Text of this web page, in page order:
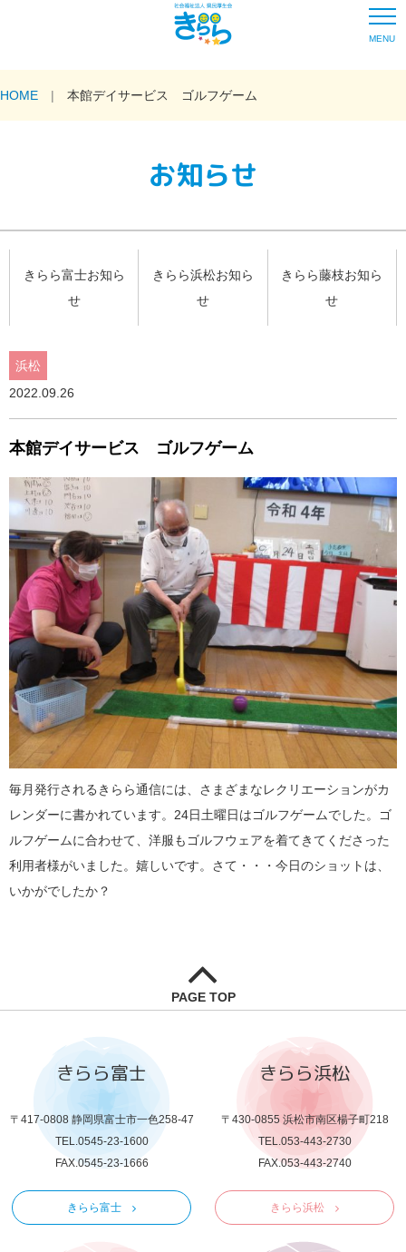
MENU
HOME 本館デイサービス ゴルフゲーム
お知らせ
きらら富士お知ら
せ
きらら浜松お知ら
せ
きらら藤枝お知ら
せ
浜松
2022.09.26
本館デイサービス ゴルフゲーム
毎月発行されるきらら通信には、さまざまなレクリエーションがカ
レンダーに書かれています。24日土曜日はゴルフゲームでした。ゴ
ルフゲームに合わせて、洋服もゴルフウェアを着てきてくださった
利用者様がいました。嬉しいです。さて・・・今日のショットは、
いかがでしたか？
PAGE TOP
きらら富士
〒417-0808 静岡県富士市一色258-47
TEL.0545-23-1600
FAX.0545-23-1666
きらら富士
きらら浜松
〒430-0855 浜松市南区楊子町218
TEL.053-443-2730
FAX.053-443-2740
きらら浜松